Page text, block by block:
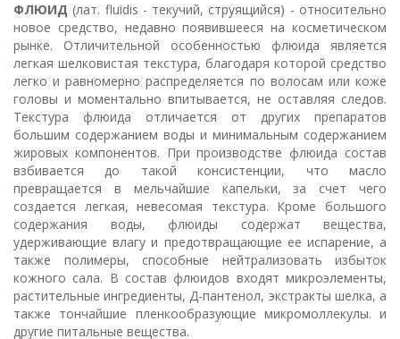
ФЛЮИД (лат. fluidis - текучий, струящийся) - относительно
новое средство, недавно появившееся на косметическом
рынке. Отличительной особенностью флюида является
легкая шелковистая текстура, благодаря которой средство
легко и равномерно распределяется по волосам или коже
головы и моментально впитывается, не оставляя следов.
Текстура флюида отличается от других препаратов
большим содержанием воды и минимальным содержанием
жировых компонентов. При производстве флюида состав
взбивается до такой консистенции, что масло
превращается в мельчайшие капельки, за счет чего
создается легкая, невесомая текстура. Кроме большого
содержания воды, флюиды содержат вещества,
удерживающие влагу и предотвращающие ее испарение, а
также полимеры, способные нейтрализовать избыток
кожного сала. В состав флюидов входят микроэлементы,
растительные ингредиенты, Д-пантенол, экстракты шелка, а
также тончайшие пленкообразующие микромоллекулы. и
другие питальные вещества.